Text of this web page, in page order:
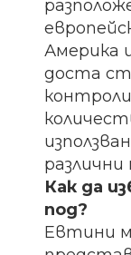
Америка
доста
Как да
под?
Евтини